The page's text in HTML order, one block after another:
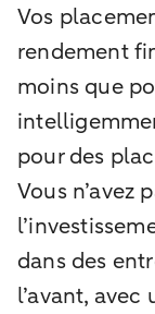
Vos
rendement
moins que
pour des
Vous n’avez
dans des
l’avant,